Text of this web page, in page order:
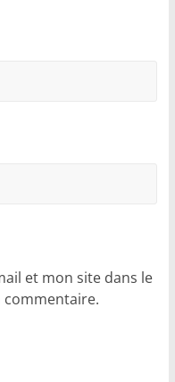
et mon site dans le